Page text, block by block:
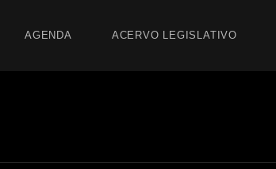
AGENDA ACERVO LEGISLATIVO